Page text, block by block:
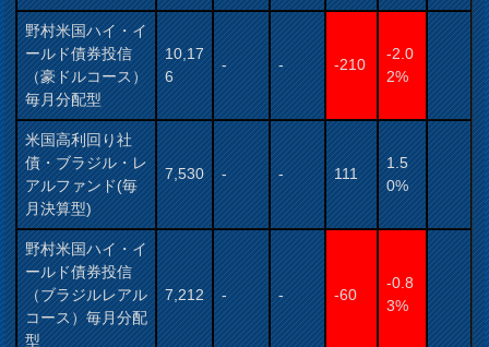
野村米国ハイ・イ
ールド債券投信
（豪ドルコース）
毎月分配型
10,17
6
- - -210
-2.0
2%
米国高利回り社
債・ブラジル・レ
アルファンド(毎
月決算型)
7,530 - - 111
1.5
0%
野村米国ハイ・イ
ールド債券投信
（ブラジルレアル
コース）毎月分配
型
7,212 - - -60
-0.8
3%